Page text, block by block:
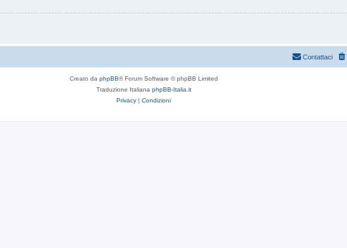
Contattaci
Creato da phpBB® Forum Software © phpBB Limited
Traduzione Italiana phpBB-Italia.it
Privacy | Condizioni